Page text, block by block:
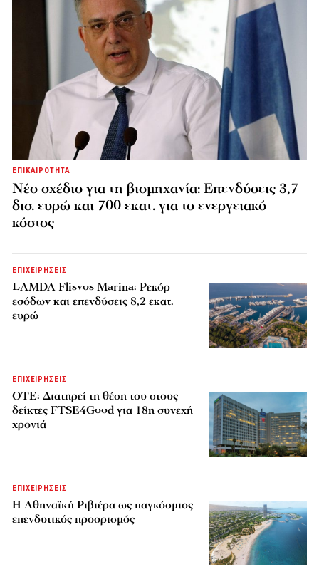
ΕΠΙΚΑΙΡΟΤΗΤΑ
Νέο σχέδιο για τη βιομηχανία: Επενδύσεις 3,7
δισ. ευρώ και 700 εκατ. για το ενεργειακό
κόστος
ΕΠΙΧΕΙΡΗΣΕΙΣ
LAMDA Flisvos Marina: Ρεκόρ
εσόδων και επενδύσεις 8,2 εκατ.
ευρώ
ΕΠΙΧΕΙΡΗΣΕΙΣ
ΟΤΕ: Διατηρεί τη θέση του στους
δείκτες FTSE4Good για 18η συνεχή
χρονιά
ΕΠΙΧΕΙΡΗΣΕΙΣ
Η Αθηναϊκή Ριβιέρα ως παγκόσμιος
επενδυτικός προορισμός